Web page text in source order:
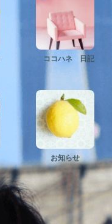
ココハネ 日記
お知らせ